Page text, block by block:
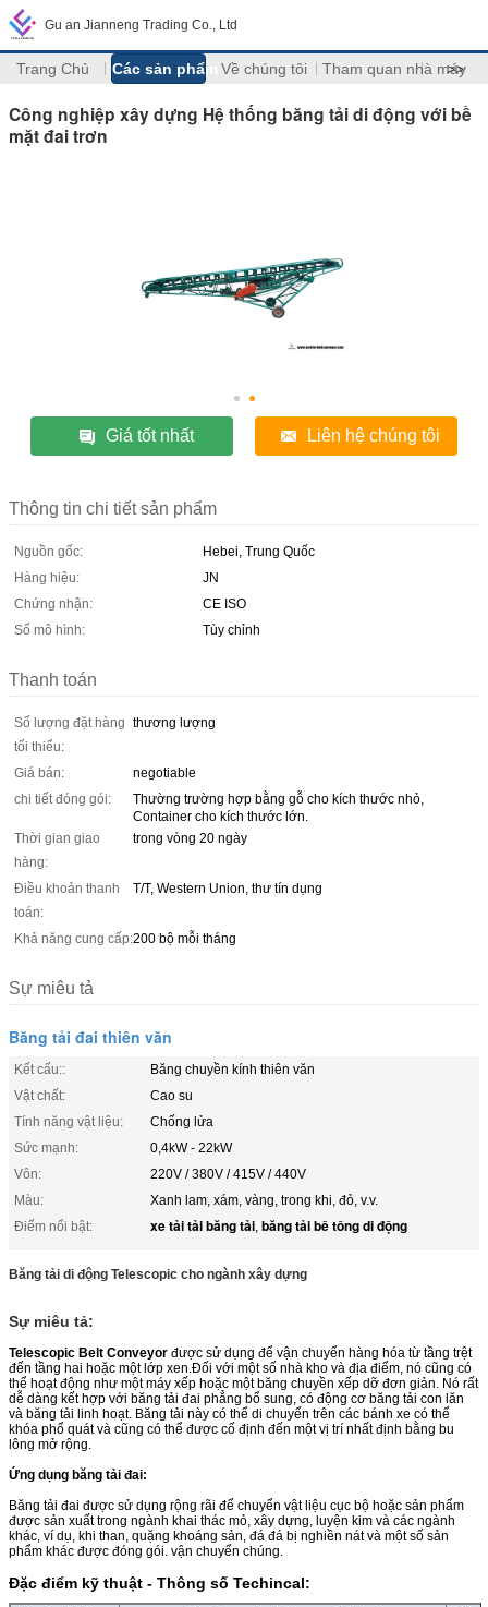
Gu an Jianneng Trading Co., Ltd
Trang Chủ Các sản phẩm Về chúng tôi Tham quan nhà máy
>>
Công nghiệp xây dựng Hệ thống băng tải di động với bề
mặt đai trơn
Giá tốt nhất Liên hệ chúng tôi
Thông tin chi tiết sản phẩm
Nguồn gốc:
Hebei, Trung Quốc
Hàng hiệu:
JN
Chứng nhận:
CE ISO
Số mô hình:
Tùy chỉnh
Thanh toán
Số lượng đặt hàng
tối thiểu:
thương lượng
Giá bán:
negotiable
chi tiết đóng gói:
Thường trường hợp bằng gỗ cho kích thước nhỏ,
Container cho kích thước lớn.
Thời gian giao
hàng:
trong vòng 20 ngày
Điều khoản thanh
toán:
T/T, Western Union, thư tín dụng
Khả năng cung cấp:200 bộ mỗi tháng
Sự miêu tả
Băng tải đai thiên văn
Kết cấu::
Băng chuyền kính thiên văn
Vật chất:
Cao su
Tính năng vật liệu:
Chống lửa
Sức mạnh:
0,4kW - 22kW
Vôn:
220V / 380V / 415V / 440V
Màu:
Xanh lam, xám, vàng, trong khi, đỏ, v.v.
Điểm nổi bật:
xe tải tải băng tải, băng tải bê tông di động
Băng tải di động Telescopic cho ngành xây dựng
Sự miêu tả:
Telescopic Belt Conveyor được sử dụng để vận chuyển hàng hóa từ tầng trệt
đến tầng hai hoặc một lớp xen.Đối với một số nhà kho và địa điểm, nó cũng có
thể hoạt động như một máy xếp hoặc một băng chuyền xếp dỡ đơn giản. Nó rất
dễ dàng kết hợp với băng tải đai phẳng bổ sung, có động cơ băng tải con lăn
và băng tải linh hoạt. Băng tải này có thể di chuyển trên các bánh xe có thể
khóa phổ quát và cũng có thể được cố định đến một vị trí nhất định bằng bu
lông mở rộng.
Ứng dụng băng tải đai:
Băng tải đai được sử dụng rộng rãi để chuyển vật liệu cục bộ hoặc sản phẩm
được sản xuất trong ngành khai thác mỏ, xây dựng, luyện kim và các ngành
khác, ví dụ, khi than, quặng khoáng sản, đá đá bị nghiền nát và một số sản
phẩm khác được đóng gói. vận chuyển chúng.
Đặc điểm kỹ thuật - Thông số Techincal: